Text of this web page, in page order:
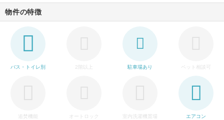
物件の特徴
バス・トイレ別 2階以上 駐車場あり ペット相談可
追焚機能 オートロック 室内洗濯機置場 エアコン